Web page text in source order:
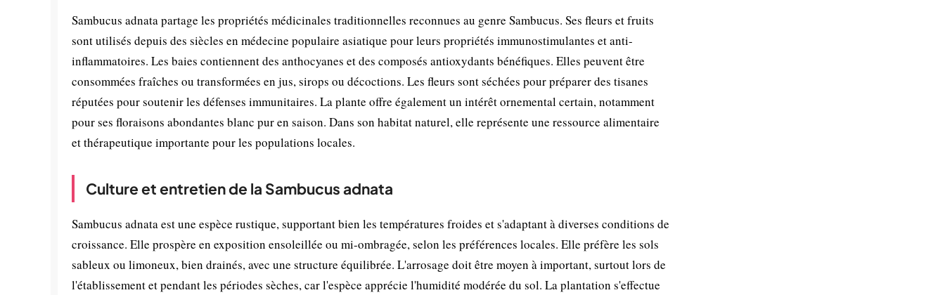
Sambucus adnata partage les propriétés médicinales traditionnelles reconnues au genre Sambucus. Ses fleurs et fruits
sont utilisés depuis des siècles en médecine populaire asiatique pour leurs propriétés immunostimulantes et anti-
inflammatoires. Les baies contiennent des anthocyanes et des composés antioxydants bénéfiques. Elles peuvent être
consommées fraîches ou transformées en jus, sirops ou décoctions. Les fleurs sont séchées pour préparer des tisanes
réputées pour soutenir les défenses immunitaires. La plante offre également un intérêt ornemental certain, notamment
pour ses floraisons abondantes blanc pur en saison. Dans son habitat naturel, elle représente une ressource alimentaire
et thérapeutique importante pour les populations locales.
Culture et entretien de la Sambucus adnata
Sambucus adnata est une espèce rustique, supportant bien les températures froides et s'adaptant à diverses conditions de
croissance. Elle prospère en exposition ensoleillée ou mi-ombragée, selon les préférences locales. Elle préfère les sols
sableux ou limoneux, bien drainés, avec une structure équilibrée. L'arrosage doit être moyen à important, surtout lors de
l'établissement et pendant les périodes sèches, car l'espèce apprécie l'humidité modérée du sol. La plantation s'effectue